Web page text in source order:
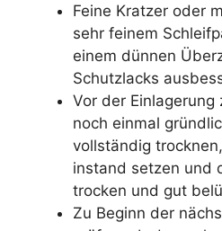
Feine Kratzer oder
sehr feinem
einem dünnen
Schutzlacks
Vor der Einlagerung
noch einmal
vollständig
instand setzen und
trocken und gut
Zu Beginn der